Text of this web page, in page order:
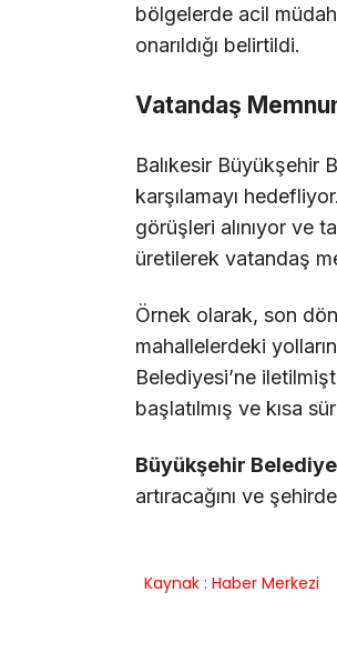
bölgelerde acil
onarıldığı belirtildi.
Vatandaş
Balıkesir Büyükşehir
karşılamayı
görüşleri alınıyor ve
üretilerek vatandaş
Örnek olarak, son
mahallelerdeki
Belediyesi’ne
başlatılmış ve kısa
Büyükşehir
artıracağını ve
Kaynak : Haber Merkezi